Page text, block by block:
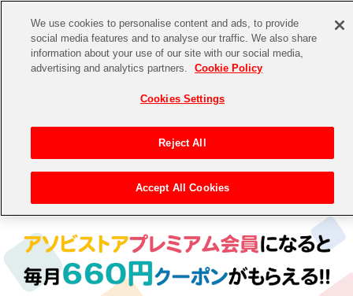
CHANNEL STORE EVENT
ゲーム 電子書籍
アイドルマスターシリーズ
アイドルマスター
アイドルマスター ミリオンライブ！
アイドルマスター SideM
イベントグッズ
トイ・ホビー
> 食器
We use cookies to personalise content and ads, to provide
social media features and to analyse our traffic. We also share
information about your use of our site with our social media,
advertising and analytics partners.
Cookie Policy
Cookies Settings
Reject All
Accept All Cookies